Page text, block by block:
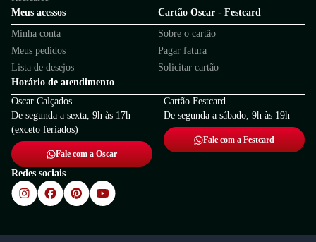
Meus acessos
Minha conta
Meus pedidos
Lista de desejos
Cartão Oscar - Festcard
Sobre o cartão
Pagar fatura
Solicitar cartão
Horário de atendimento
Oscar Calçados
De segunda a sexta, 9h às 17h
(exceto feriados)
Fale com a Oscar
Cartão Festcard
De segunda a sábado, 9h às 19h
Fale com a Festcard
Redes sociais